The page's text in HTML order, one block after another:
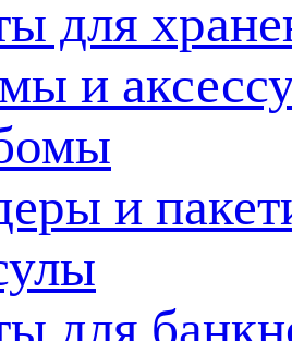
для
и
и
для